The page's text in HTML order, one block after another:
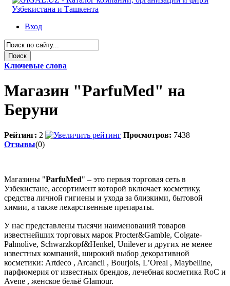
Вход
Ключевые слова
Магазин "ParfuMed" на
Беруни
Рейтинг: 2 Просмотров: 7438
Отзывы(0)
Магазины "ParfuMed" – это первая торговая сеть в
Узбекистане, ассортимент которой включает косметику,
средства личной гигиены и ухода за близкими, бытовой
химии, а также лекарственные препараты.
У нас представлены тысячи наименований товаров
известнейших торговых марок Procter&Gamble, Colgate-
Palmolive, Schwarzkopf&Henkel, Unilever и других не менее
известных компаний, широкий выбор декоративной
косметики: Artdeco , Arcancil , Bourjois, L’Oreal , Maybelline,
парфюмерия от известных брендов, лечебная косметика RoC и
Avene , женское бельё Glamour.